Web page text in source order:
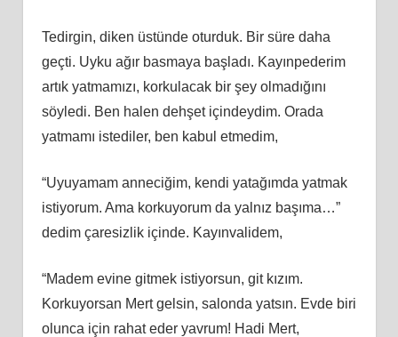
Tedirgin, diken üstünde oturduk. Bir süre daha
geçti. Uyku ağır basmaya başladı. Kayınpederim
artık yatmamızı, korkulacak bir şey olmadığını
söyledi. Ben halen dehşet içindeydim. Orada
yatmamı istediler, ben kabul etmedim,
“Uyuyamam anneciğim, kendi yatağımda yatmak
istiyorum. Ama korkuyorum da yalnız başıma…”
dedim çaresizlik içinde. Kayınvalidem,
“Madem evine gitmek istiyorsun, git kızım.
Korkuyorsan Mert gelsin, salonda yatsın. Evde biri
olunca için rahat eder yavrum! Hadi Mert,